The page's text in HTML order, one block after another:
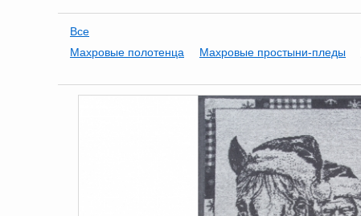
Все
Махровые полотенца
Махровые простыни-пледы